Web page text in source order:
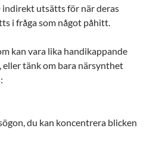
utsätts för när deras
i fråga som något påhitt.
kan vara lika handikappande
eller tänk om bara närsynthet
du kan koncentrera blicken